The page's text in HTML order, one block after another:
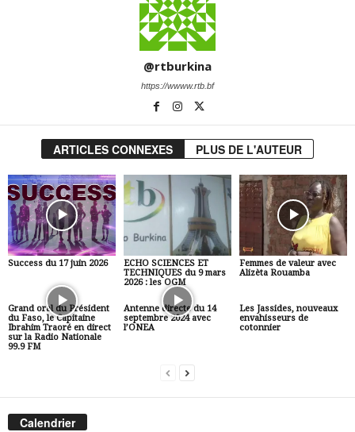
@rtburkina
https://wwww.rtb.bf
ARTICLES CONNEXES PLUS DE L'AUTEUR
Success du 17 juin 2026
ECHO SCIENCES ET
TECHNIQUES du 9 mars
2026 : les OGM
Femmes de valeur avec
Alizèta Rouamba
Grand oral du Président
du Faso, le Capitaine
Ibrahim Traoré en direct
sur la Radio Nationale
99.9 FM
Antenne directe du 14
septembre 2024 avec
l’ONEA
Les Jassides, nouveaux
envahisseurs de
cotonnier
Calendrier